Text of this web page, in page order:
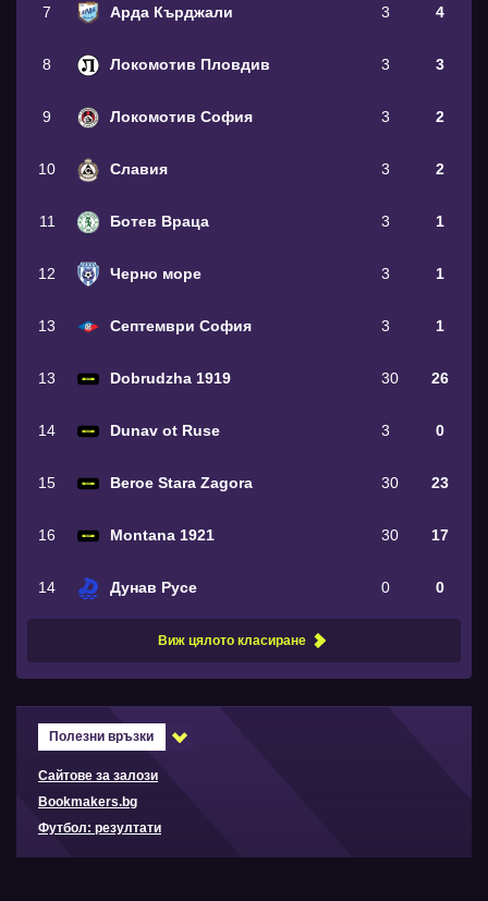
7 Арда Кърджали 3 4
8 Локомотив Пловдив 3 3
9 Локомотив София 3 2
10 Славия 3 2
11 Ботев Враца 3 1
12 Черно море 3 1
13 Септември София 3 1
13 Dobrudzha 1919 30 26
14 Dunav ot Ruse 3 0
15 Beroe Stara Zagora 30 23
16 Montana 1921 30 17
14 Дунав Русе 0 0
Виж цялото класиране
Полезни връзки
Сайтове за залози
Bookmakers.bg
Футбол: резултати